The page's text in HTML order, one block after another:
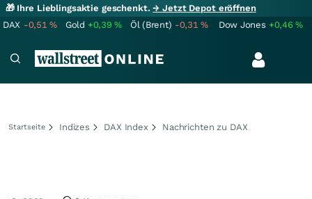
🎁 Ihre Lieblingsaktie geschenkt.→ Jetzt Depot eröffnen
DAX -0,51% Gold +0,39% Öl (Brent) -0,31% Dow Jones +0,46%
Startseite Indizes DAX Index Nachrichten zu DAX